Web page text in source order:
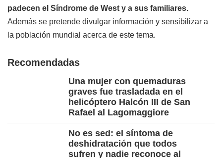
padecen el Síndrome de West y a sus familiares.
Además se pretende divulgar información y sensibilizar a
la población mundial acerca de este tema.
Recomendadas
Una mujer con quemaduras
graves fue trasladada en el
helicóptero Halcón III de San
Rafael al Lagomaggiore
No es sed: el síntoma de
deshidratación que todos
sufren y nadie reconoce al